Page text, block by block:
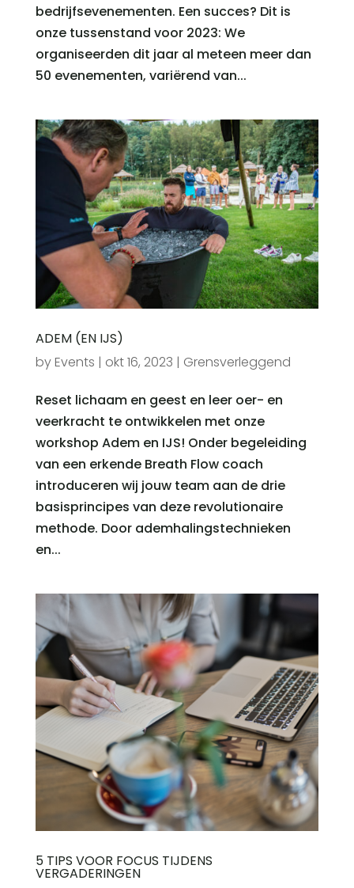
bedrijfsevenementen. Een succes? Dit is
onze tussenstand voor 2023: We
organiseerden dit jaar al meteen meer dan
50 evenementen, variërend van...
ADEM (EN IJS)
byEvents | okt 16, 2023 | Grensverleggend
Reset lichaam en geest en leer oer- en
veerkracht te ontwikkelen met onze
workshop Adem en IJS! Onder begeleiding
van een erkende Breath Flow coach
introduceren wij jouw team aan de drie
basisprincipes van deze revolutionaire
methode. Door ademhalingstechnieken
en...
5 TIPS VOOR FOCUS TIJDENS
VERGADERINGEN